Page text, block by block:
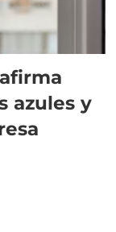
azules y